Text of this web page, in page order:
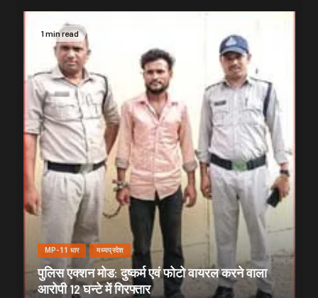
1 min read
MP-11 धार मध्यप्रदेश
पुलिस एक्शन मोड: दुष्कर्म एवं फोटो वायरल करने वाला
आरोपी 12 घन्टे में गिरफ्तार